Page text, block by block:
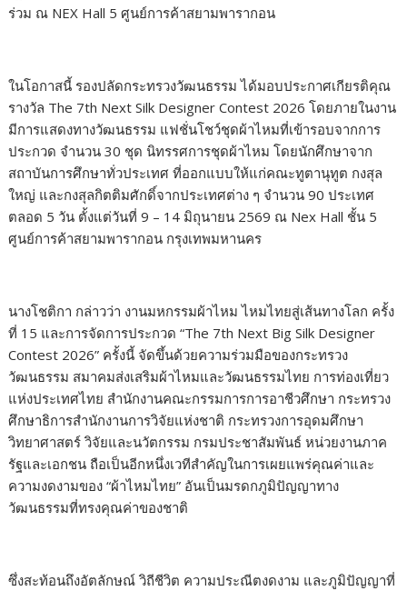
ร่วม ณ NEX Hall 5 ศูนย์การค้าสยามพารากอน
ในโอกาสนี้ รองปลัดกระทรวงวัฒนธรรม ได้มอบประกาศเกียรติคุณ
รางวัล The 7th Next Silk Designer Contest 2026 โดยภายในงาน
มีการแสดงทางวัฒนธรรม แฟชั่นโชว์ชุดผ้าไหมที่เข้ารอบจากการ
ประกวด จำนวน 30 ชุด นิทรรศการชุดผ้าไหม โดยนักศึกษาจาก
สถาบันการศึกษาทั่วประเทศ ที่ออกแบบให้แก่คณะทูตานุทูต กงสุล
ใหญ่ และกงสุลกิตติมศักดิ์จากประเทศต่าง ๆ จำนวน 90 ประเทศ
ตลอด 5 วัน ตั้งแต่วันที่ 9 – 14 มิถุนายน 2569 ณ Nex Hall ชั้น 5
ศูนย์การค้าสยามพารากอน กรุงเทพมหานคร
นางโชติกา กล่าวว่า งานมหกรรมผ้าไหม ไหมไทยสู่เส้นทางโลก ครั้ง
ที่ 15 และการจัดการประกวด “The 7th Next Big Silk Designer
Contest 2026” ครั้งนี้ จัดขึ้นด้วยความร่วมมือของกระทรวง
วัฒนธรรม สมาคมส่งเสริมผ้าไหมและวัฒนธรรมไทย การท่องเที่ยว
แห่งประเทศไทย สำนักงานคณะกรรมการการอาชีวศึกษา กระทรวง
ศึกษาธิการสำนักงานการวิจัยแห่งชาติ กระทรวงการอุดมศึกษา
วิทยาศาสตร์ วิจัยและนวัตกรรม กรมประชาสัมพันธ์ หน่วยงานภาค
รัฐและเอกชน ถือเป็นอีกหนึ่งเวทีสำคัญในการเผยแพร่คุณค่าและ
ความงดงามของ “ผ้าไหมไทย” อันเป็นมรดกภูมิปัญญาทาง
วัฒนธรรมที่ทรงคุณค่าของชาติ
ซึ่งสะท้อนถึงอัตลักษณ์ วิถีชีวิต ความประณีตงดงาม และภูมิปัญญาที่